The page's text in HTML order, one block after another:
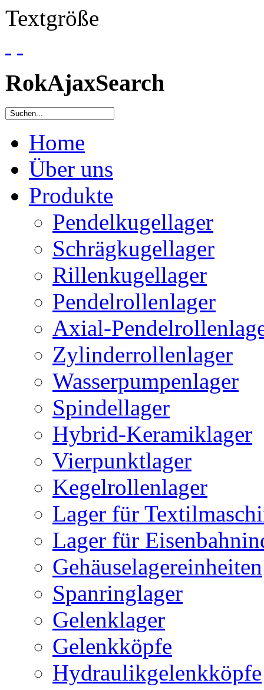
Textgröße
RokAjaxSearch
Home
Über uns
Produkte
Pendelkugellager
Schrägkugellager
Rillenkugellager
Pendelrollenlager
Axial-
Zylinderrollenlager
Wasserpumpenlager
Spindellager
Hybrid-Keramiklager
Vierpunktlager
Kegelrollenlager
Lager für
Lager für
Gehäuselagereinheiten
Spanringlager
Gelenklager
Gelenkköpfe
Hydraulikgelenkköpfe